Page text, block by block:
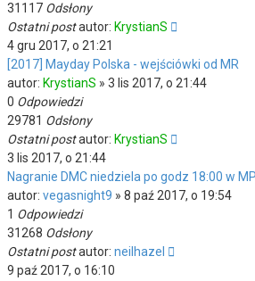
31117 Odsłony
Ostatni postautor: KrystianS
4 gru 2017, o 21:21
[2017] Mayday Polska - wejściówki od MR
autor: KrystianS » 3 lis 2017, o 21:44
0 Odpowiedzi
29781 Odsłony
Ostatni postautor: KrystianS
3 lis 2017, o 21:44
Nagranie DMC niedziela po godz 18:00 w
autor: vegasnight9 » 8 paź 2017, o 19:54
1 Odpowiedzi
31268 Odsłony
Ostatni postautor: neilhazel
9 paź 2017, o 16:10